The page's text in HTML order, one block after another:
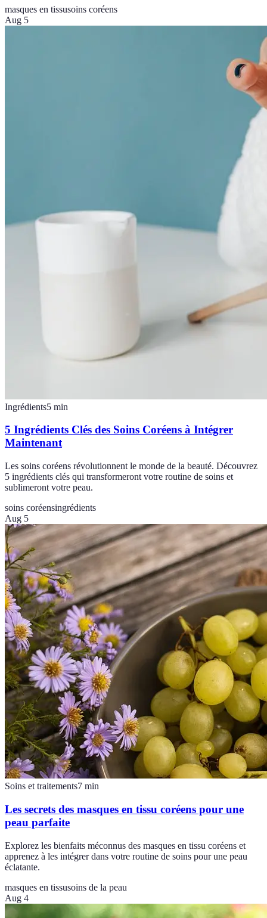
masques en tissusoins coréens
Aug 5
Ingrédients5 min
5 Ingrédients Clés des Soins Coréens à Intégrer
Maintenant
Les soins coréens révolutionnent le monde de la beauté. Découvrez
5 ingrédients clés qui transformeront votre routine de soins et
sublimeront votre peau.
soins coréensingrédients
Aug 5
Soins et traitements7 min
Les secrets des masques en tissu coréens pour une
peau parfaite
Explorez les bienfaits méconnus des masques en tissu coréens et
apprenez à les intégrer dans votre routine de soins pour une peau
éclatante.
masques en tissusoins de la peau
Aug 4